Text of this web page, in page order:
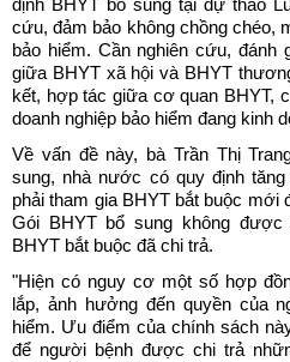
định BHYT bổ sung tại dự thảo
cứu, đảm bảo không chồng chéo,
bảo hiểm. Cần nghiên cứu, đánh
giữa BHYT xã hội và BHYT
kết, hợp tác giữa cơ quan BHYT,
doanh nghiệp bảo hiểm đang kinh
Về vấn đề này, bà Trần Thị
sung, nhà nước có quy định
phải tham gia BHYT bắt buộc mới
Gói BHYT bổ sung không
BHYT bắt buộc đã chi trả.
"Hiện có nguy cơ một số hợp
lắp, ảnh hưởng đến quyền của
hiểm. Ưu điểm của chính sách
để người bệnh được chi trả